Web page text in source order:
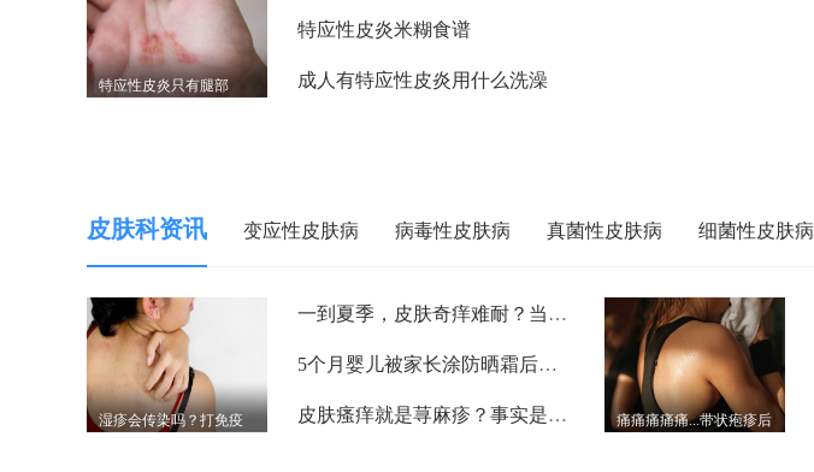
特应性皮炎只有腿部
特应性皮炎米糊食谱
成人有特应性皮炎用什么洗澡
皮肤科资讯 变应性皮肤病 病毒性皮肤病 真菌性皮肤病 细菌性皮肤病
湿疹会传染吗？打免疫
一到夏季，皮肤奇痒难耐？当心特应性皮炎来袭
5个月婴儿被家长涂防晒霜后起满红斑，接触性皮炎有这些症状
皮肤瘙痒就是荨麻疹？事实是这样的
痛痛痛痛痛...带状疱疹后